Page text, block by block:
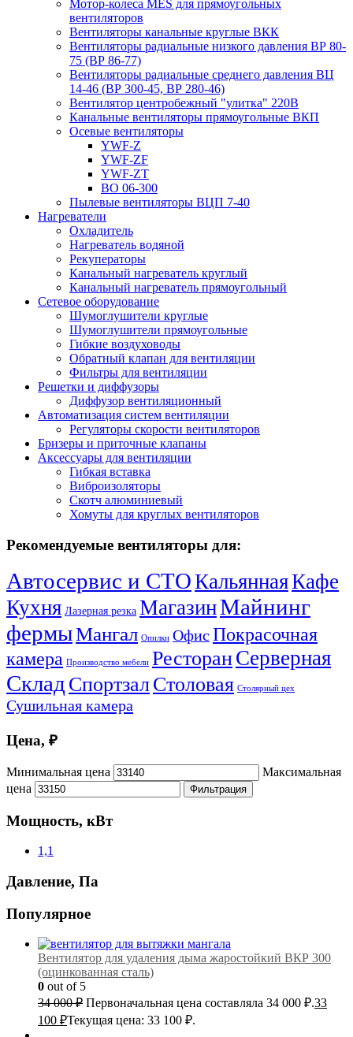
Мотор-колеса MES для прямоугольных
вентиляторов
Вентиляторы канальные круглые ВКК
Вентиляторы радиальные низкого давления ВР 80-
75 (ВР 86-77)
Вентиляторы радиальные среднего давления ВЦ
14-46 (ВР 300-45, ВР 280-46)
Вентилятор центробежный "улитка" 220В
Канальные вентиляторы прямоугольные ВКП
Осевые вентиляторы
YWF-Z
YWF-ZF
YWF-ZT
ВО 06-300
Пылевые вентиляторы ВЦП 7-40
Нагреватели
Охладитель
Нагреватель водяной
Рекуператоры
Канальный нагреватель круглый
Канальный нагреватель прямоугольный
Сетевое оборудование
Шумоглушители круглые
Шумоглушители прямоугольные
Гибкие воздуховоды
Обратный клапан для вентиляции
Фильтры для вентиляции
Решетки и диффузоры
Диффузор вентиляционный
Автоматизация систем вентиляции
Регуляторы скорости вентиляторов
Бризеры и приточные клапаны
Аксессуары для вентиляции
Гибкая вставка
Виброизоляторы
Скотч алюминиевый
Хомуты для круглых вентиляторов
Рекомендуемые вентиляторы для:
Автосервис и СТОКальяннаяКафе
Кухня Лазерная резка МагазинМайнинг
фермыМангал Опилки Офис Покрасочная
камера Производство мебели РесторанСерверная
Склад СпортзалСтоловая Столярный цех
Сушильная камера
Цена, ₽
Минимальная цена
Максимальная
цена
Фильтрация
Мощность, кВт
1,1
Давление, Па
Популярное
Вентилятор для удаления дыма жаростойкий ВКР 300
(оцинкованная сталь)
0 out of 5
34 000₽ Первоначальная цена составляла 34 000 ₽.33
100 ₽Текущая цена: 33 100 ₽.